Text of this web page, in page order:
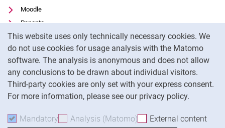
This website uses only technically necessary cookies. We
do not use cookies for usage analysis with the Matomo
software. The analysis is anonymous and does not allow
any conclusions to be drawn about individual visitors.
Third-party cookies are only set with your express consent.
For more information, please see our privacy policy.
Mandatory Accept mandatory cookies
Analysis (Matomo) Accept analysis cookies
External content
Moodle
Panopto
Protezione dei dati
Accessibilità
Utilizzo trasparente dell'intelligenza artificiale